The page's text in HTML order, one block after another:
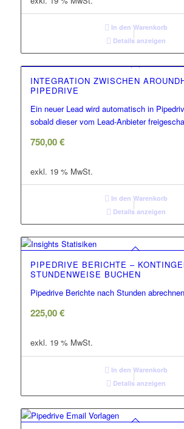
In den Warenkorb
Details anzeigen
INTEGRATION ZWISCHEN
PIPEDRIVE
Ein neuer Lead wird automatisch in
sobald dieser vom Lead-Anbieter
750,00€
exkl. 19 % MwSt.
In den Warenkorb
Details anzeigen
PIPEDRIVE BERICHTE –
STUNDENWEISE BUCHEN
Pipedrive Berichte nach Stunden
225,00€
exkl. 19 % MwSt.
In den Warenkorb
Details anzeigen